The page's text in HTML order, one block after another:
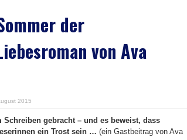
der
von Ava
2015
gebracht – und es beweist, dass
ein Trost sein … (ein Gastbeitrag von Ava